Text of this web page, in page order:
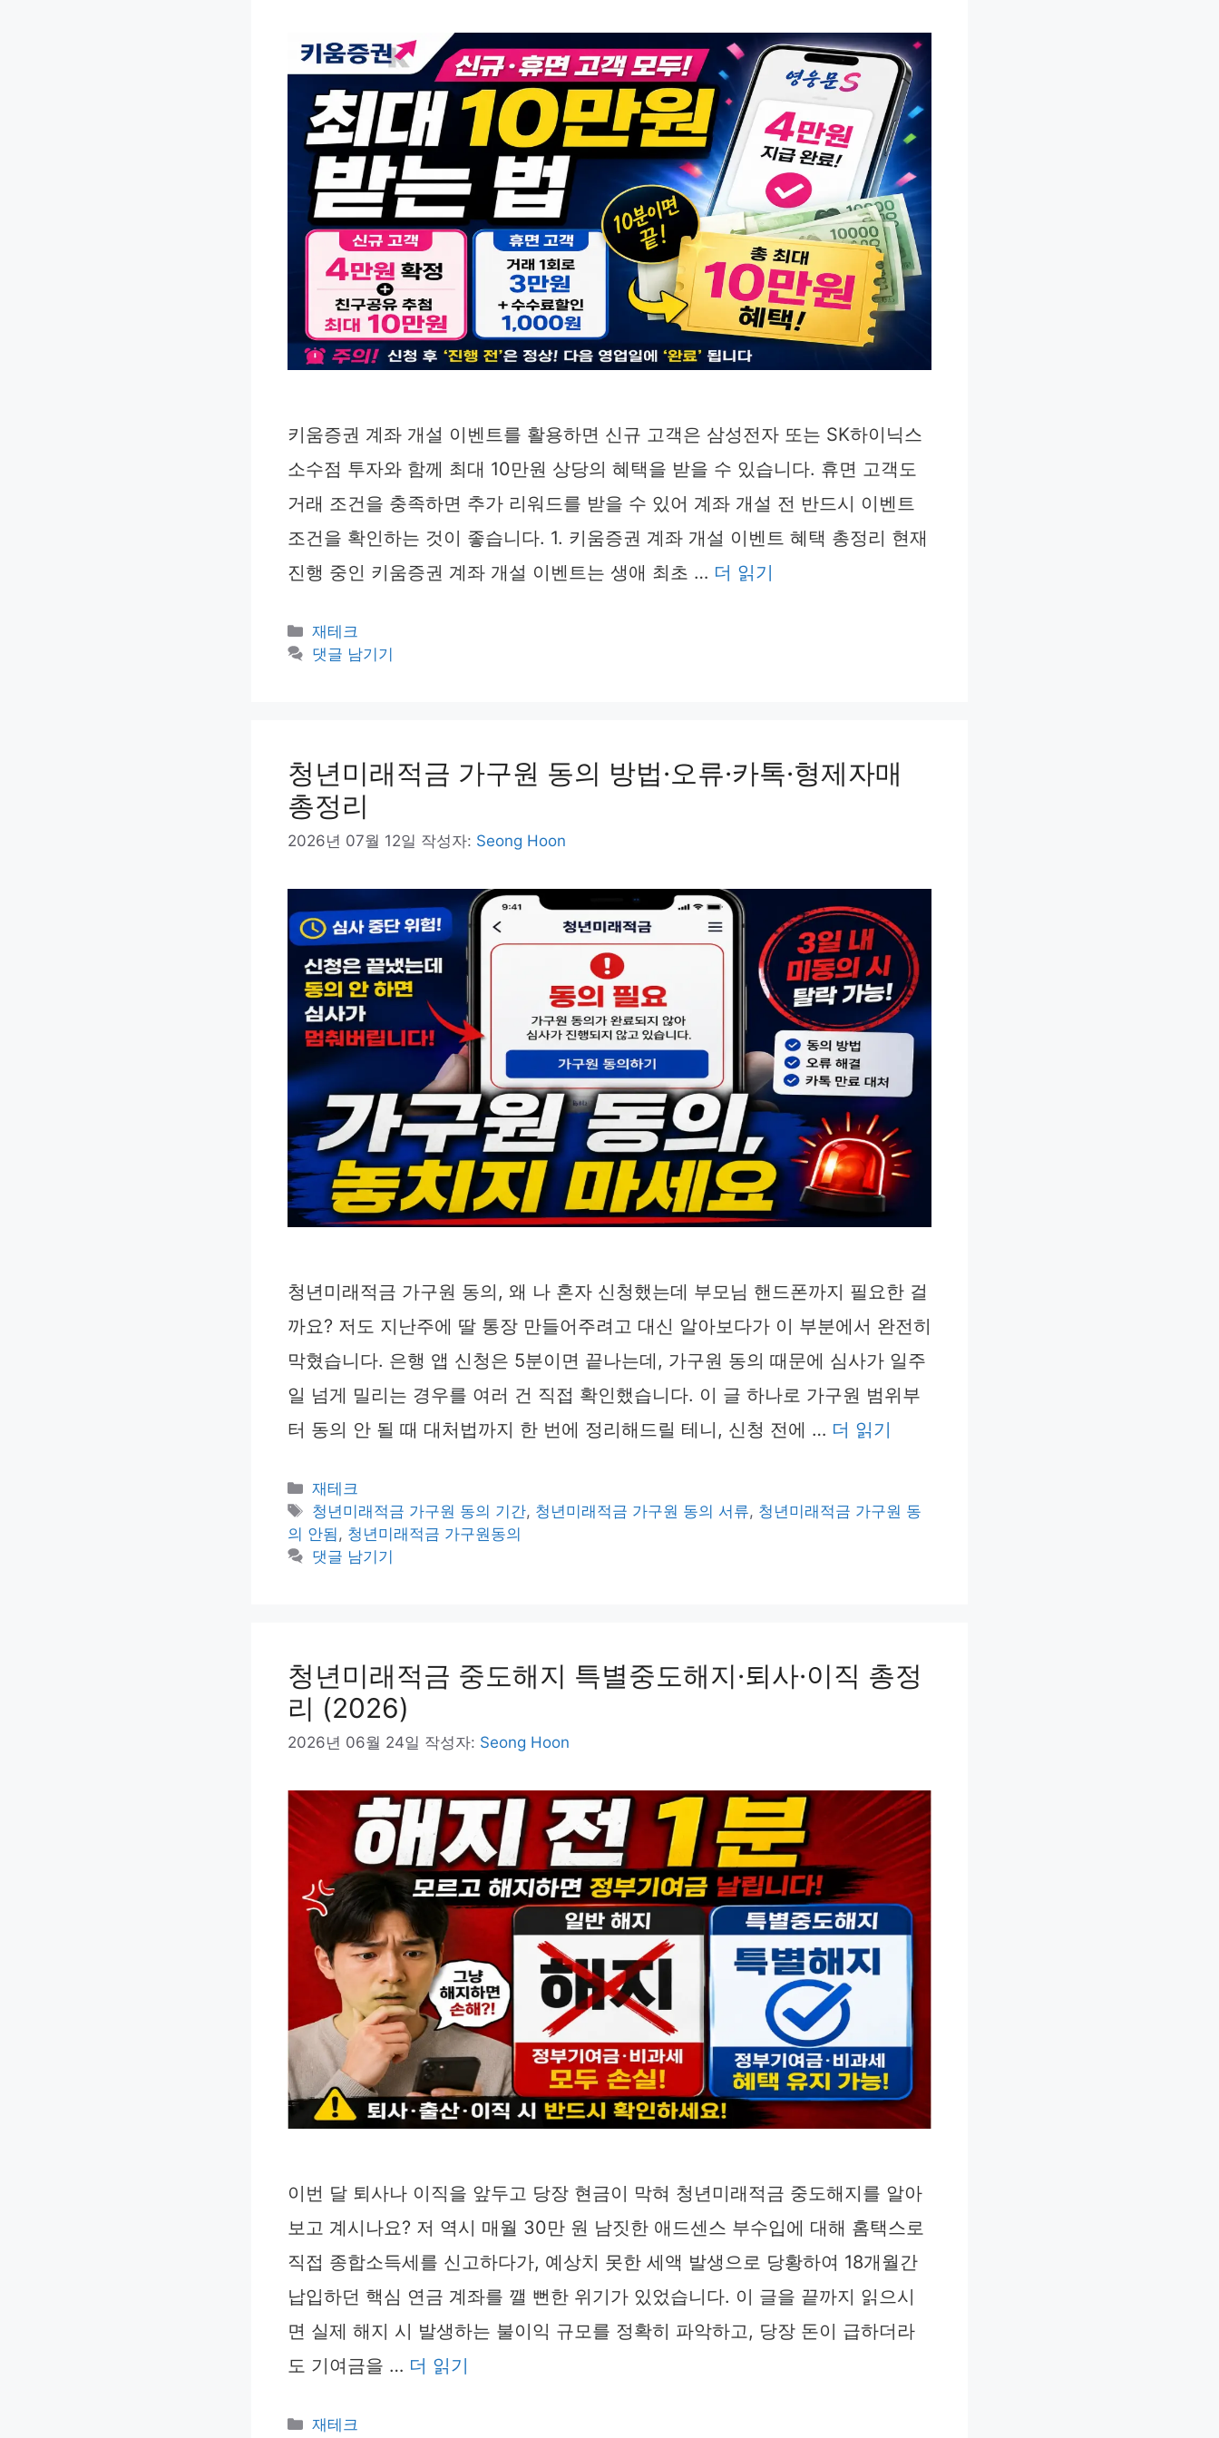
키움증권 계좌 개설 이벤트를 활용하면 신규 고객은 삼성전자 또는 SK하이닉스
소수점 투자와 함께 최대 10만원 상당의 혜택을 받을 수 있습니다. 휴면 고객도
거래 조건을 충족하면 추가 리워드를 받을 수 있어 계좌 개설 전 반드시 이벤트
조건을 확인하는 것이 좋습니다. 1. 키움증권 계좌 개설 이벤트 혜택 총정리 현재
진행 중인 키움증권 계좌 개설 이벤트는 생애 최초 … 더 읽기
카
테
재테크
댓글 남기기
청년미래적금 가구원 동의 방법·오류·카톡·형제자매
총정리
2026년 07월 12일 작성자: Seong Hoon
청년미래적금 가구원 동의, 왜 나 혼자 신청했는데 부모님 핸드폰까지 필요한 걸
까요? 저도 지난주에 딸 통장 만들어주려고 대신 알아보다가 이 부분에서 완전히
막혔습니다. 은행 앱 신청은 5분이면 끝나는데, 가구원 동의 때문에 심사가 일주
일 넘게 밀리는 경우를 여러 건 직접 확인했습니다. 이 글 하나로 가구원 범위부
터 동의 안 될 때 대처법까지 한 번에 정리해드릴 테니, 신청 전에 … 더 읽기
카
테
고
리
재테크
태
그
청년미래적금 가구원 동의 기간, 청년미래적금 가구원 동의 서류, 청년미래적금 가구원 동
의 안됨 , 청년미래적금 가구원동의
댓글 남기기
청년미래적금 중도해지 특별중도해지·퇴사·이직 총정
리 (2026)
2026년 06월 24일 작성자: Seong Hoon
이번 달 퇴사나 이직을 앞두고 당장 현금이 막혀 청년미래적금 중도해지를 알아
보고 계시나요? 저 역시 매월 30만 원 남짓한 애드센스 부수입에 대해 홈택스로
직접 종합소득세를 신고하다가, 예상치 못한 세액 발생으로 당황하여 18개월간
납입하던 핵심 연금 계좌를 깰 뻔한 위기가 있었습니다. 이 글을 끝까지 읽으시
면 실제 해지 시 발생하는 불이익 규모를 정확히 파악하고, 당장 돈이 급하더라
도 기여금을 … 더 읽기
카
재테크